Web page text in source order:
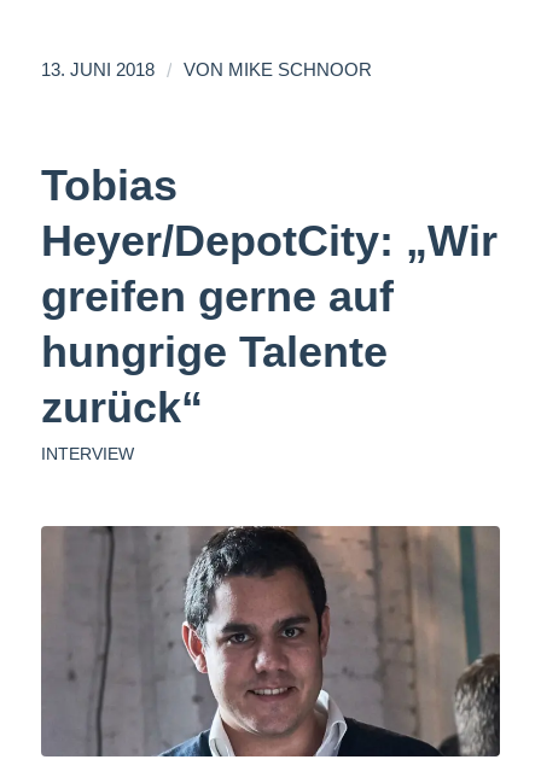
13. JUNI 2018 / VON MIKE SCHNOOR
Tobias
Heyer/DepotCity: „Wir
greifen gerne auf
hungrige Talente
zurück“
INTERVIEW